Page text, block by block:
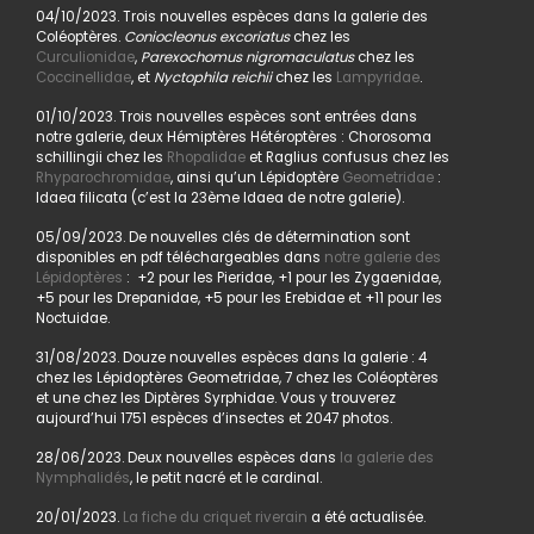
04/10/2023. Trois nouvelles espèces dans la galerie des
Coléoptères. Coniocleonus excoriatuschez les
Curculionidae, Parexochomus nigromaculatuschez les
Coccinellidae, et Nyctophila reichiichez les Lampyridae.
01/10/2023. Trois nouvelles espèces sont entrées dans
notre galerie, deux Hémiptères Hétéroptères : Chorosoma
schillingii chez les Rhopalidaeet Raglius confusus chez les
Rhyparochromidae, ainsi qu’un Lépidoptère Geometridae:
Idaea filicata (c’est la 23ème Idaea de notre galerie).
05/09/2023. De nouvelles clés de détermination sont
disponibles en pdf téléchargeables dans notre galerie des
Lépidoptères : +2 pour les Pieridae, +1 pour les Zygaenidae,
+5 pour les Drepanidae, +5 pour les Erebidae et +11 pour les
Noctuidae.
31/08/2023. Douze nouvelles espèces dans la galerie : 4
chez les Lépidoptères Geometridae, 7 chez les Coléoptères
et une chez les Diptères Syrphidae. Vous y trouverez
aujourd’hui 1751 espèces d’insectes et 2047 photos.
28/06/2023. Deux nouvelles espèces dans la galerie des
Nymphalidés, le petit nacré et le cardinal.
20/01/2023. La fiche du criquet riverain a été actualisée.